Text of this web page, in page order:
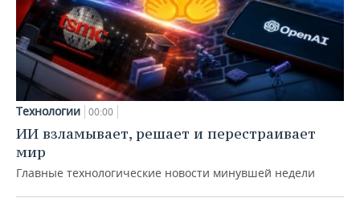
Технологии 00:00
ИИ взламывает, решает и перестраивает
мир
Главные технологические новости минувшей недели